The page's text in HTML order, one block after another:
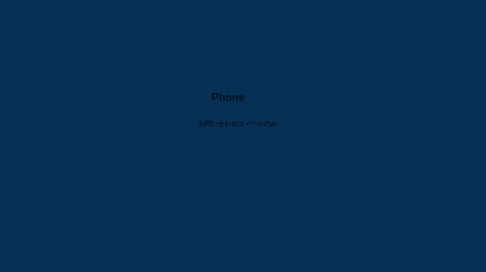
Phone
​お問い合わせはメールのみ